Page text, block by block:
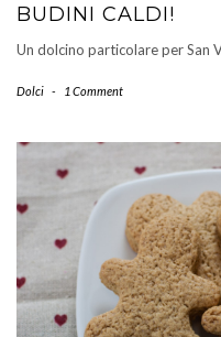
BUDINI CALDI!
Un dolcino particolare per San
Dolci - 1 Comment